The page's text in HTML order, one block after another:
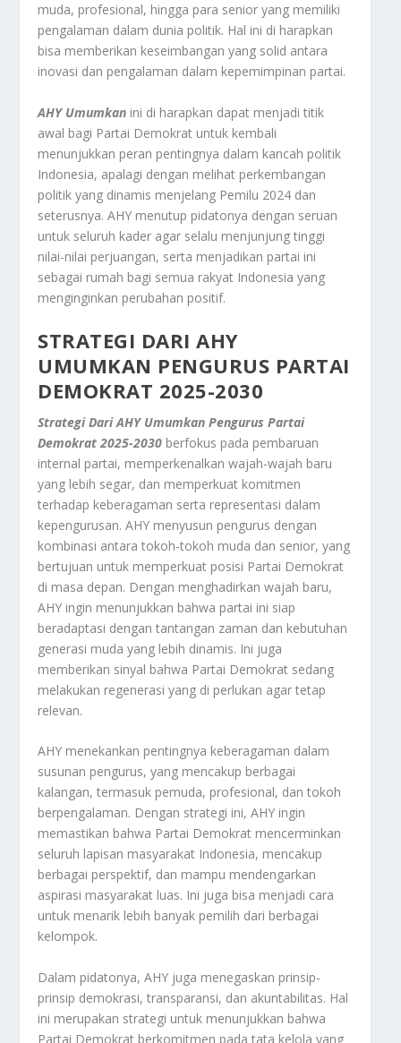
muda, profesional, hingga para senior yang memiliki
pengalaman dalam dunia politik. Hal ini di harapkan
bisa memberikan keseimbangan yang solid antara
inovasi dan pengalaman dalam kepemimpinan partai.
AHY Umumkan ini di harapkan dapat menjadi titik
awal bagi Partai Demokrat untuk kembali
menunjukkan peran pentingnya dalam kancah politik
Indonesia, apalagi dengan melihat perkembangan
politik yang dinamis menjelang Pemilu 2024 dan
seterusnya. AHY menutup pidatonya dengan seruan
untuk seluruh kader agar selalu menjunjung tinggi
nilai-nilai perjuangan, serta menjadikan partai ini
sebagai rumah bagi semua rakyat Indonesia yang
menginginkan perubahan positif.
STRATEGI DARI AHY
UMUMKAN PENGURUS PARTAI
DEMOKRAT 2025-2030
Strategi Dari AHY Umumkan Pengurus Partai
Demokrat 2025-2030 berfokus pada pembaruan
internal partai, memperkenalkan wajah-wajah baru
yang lebih segar, dan memperkuat komitmen
terhadap keberagaman serta representasi dalam
kepengurusan. AHY menyusun pengurus dengan
kombinasi antara tokoh-tokoh muda dan senior, yang
bertujuan untuk memperkuat posisi Partai Demokrat
di masa depan. Dengan menghadirkan wajah baru,
AHY ingin menunjukkan bahwa partai ini siap
beradaptasi dengan tantangan zaman dan kebutuhan
generasi muda yang lebih dinamis. Ini juga
memberikan sinyal bahwa Partai Demokrat sedang
melakukan regenerasi yang di perlukan agar tetap
relevan.
AHY menekankan pentingnya keberagaman dalam
susunan pengurus, yang mencakup berbagai
kalangan, termasuk pemuda, profesional, dan tokoh
berpengalaman. Dengan strategi ini, AHY ingin
memastikan bahwa Partai Demokrat mencerminkan
seluruh lapisan masyarakat Indonesia, mencakup
berbagai perspektif, dan mampu mendengarkan
aspirasi masyarakat luas. Ini juga bisa menjadi cara
untuk menarik lebih banyak pemilih dari berbagai
kelompok.
Dalam pidatonya, AHY juga menegaskan prinsip-
prinsip demokrasi, transparansi, dan akuntabilitas. Hal
ini merupakan strategi untuk menunjukkan bahwa
Partai Demokrat berkomitmen pada tata kelola yang